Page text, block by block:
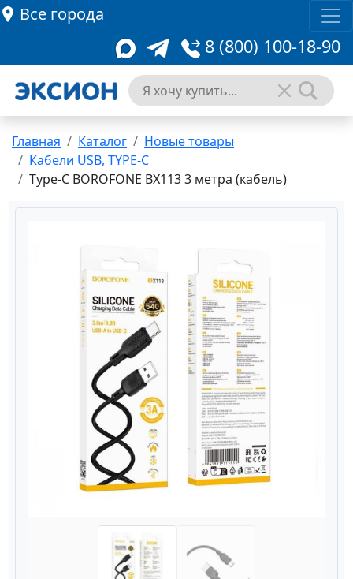
Все города
8 (800) 100-18-90
Главная Каталог
Новые товары
Кабели USB, TYPE-C
Type-C BOROFONE BX113 3 метра (кабель)